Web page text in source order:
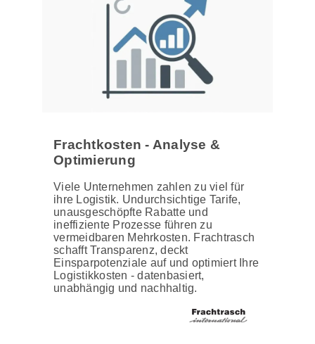
Frachtkosten - Analyse &
Optimierung
Viele Unternehmen zahlen zu viel für
ihre Logistik. Undurchsichtige Tarife,
unausgeschöpfte Rabatte und
ineffiziente Prozesse führen zu
vermeidbaren Mehrkosten. Frachtrasch
schafft Transparenz, deckt
Einsparpotenziale auf und optimiert Ihre
Logistikkosten - datenbasiert,
unabhängig und nachhaltig.